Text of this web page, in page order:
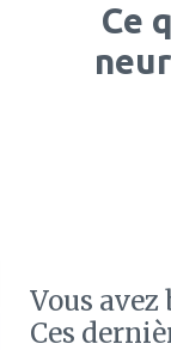
Ce
Vous avez
Ces